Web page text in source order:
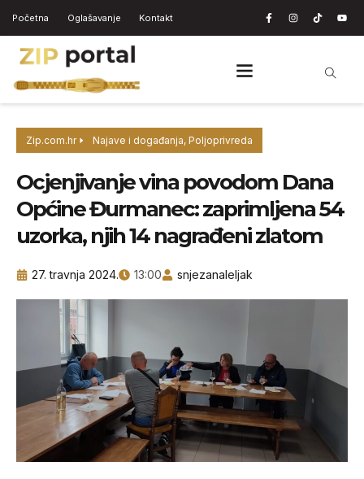
Početna Oglašavanje Kontakt
Zip.com.hr Najave i događanja, Poljoprivreda
Ocjenjivanje vina povodom Dana
Općine Đurmanec: zaprimljena 54
uzorka, njih 14 nagrađeni zlatom
27. travnja 2024. 13:00 snjezanaleljak